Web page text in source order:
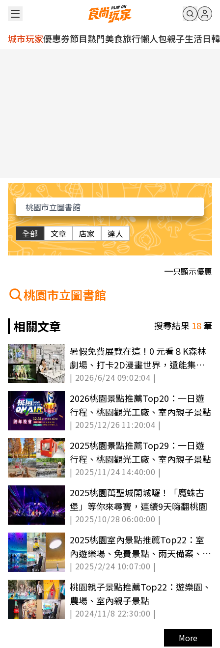
城市玩家優惠券節目熱門美食旅行懶人包親子生活日韓
全部 文章 店家 達人
只顯示優惠
桃園市立圖書館
相關文章
搜尋結果 18筆
暑假免費展覽在這！0 元看８K森林
劇場、打卡2D漫畫世界，還能集章
換小禮物
| 2026/6/24 09:02:04 |
2026桃園景點推薦Top20：一日遊
行程、桃園觀光工廠、室內親子景點
| 2025/12/26 11:20:04 |
2025桃園景點推薦Top29：一日遊
行程、桃園觀光工廠、室內親子景點
| 2025/11/24 14:40:00 |
2025桃園萬聖城開城囉！「魔蛛古
堡」等你來尋寶，連續9天嗨翻桃園
| 2025/10/28 06:00:00 |
2025桃園室內景點推薦Top22：室
內遊樂場、免費景點、雨天備案、親
子景點
| 2025/2/24 10:07:00 |
桃園親子景點推薦Top22：遊樂園、
農場、室內親子景點
| 2024/11/8 22:30:00 |
More